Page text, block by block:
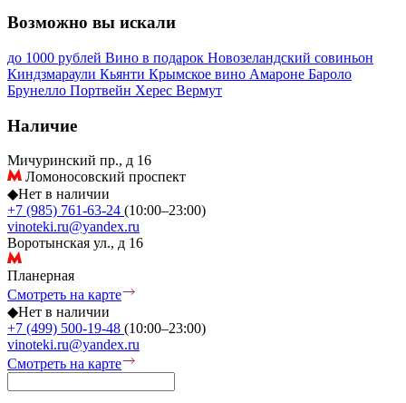
Возможно вы искали
до 1000 рублей Вино в подарок Новозеландский совиньон
Киндзмараули Кьянти Крымское вино Амароне Бароло
Брунелло Портвейн Херес Вермут
Наличие
Мичуринский пр., д 16
Ломоносовский проспект
◆Нет в наличии
+7 (985) 761-63-24 (10:00–23:00)
vinoteki.ru@yandex.ru
Воротынская ул., д 16
Планерная
Смотреть на карте
◆Нет в наличии
+7 (499) 500-19-48 (10:00–23:00)
vinoteki.ru@yandex.ru
Смотреть на карте